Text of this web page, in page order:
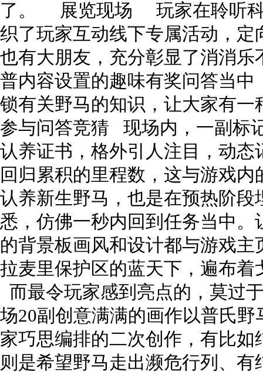
了。 展览现场 玩家在聆听科
织了玩家互动线下专属活动，
也有大朋友，充分彰显了消消
普内容设置的趣味有奖问答当
锁有关野马的知识，让大家有
参与问答竞猜 现场内，一副标
认养证书，格外引人注目，动
回归累积的里程数，这与游戏
认养新生野马，也是在预热阶
悉，仿佛一秒内回到任务当中
的背景板画风和设计都与游戏
拉麦里保护区的蓝天下，遍布
而最令玩家感到亮点的，莫过
场20副创意满满的画作以普氏
家巧思编排的二次创作，有比
则是希望野马走出濒危行列、